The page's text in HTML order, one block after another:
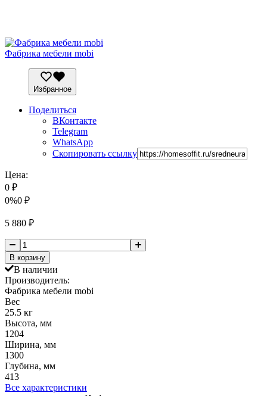
Фабрика мебели mobi
Избранное
Поделиться
ВКонтакте
Telegram
WhatsApp
Скопировать ссылку
Цена:
0 ₽
0%0 ₽
5 880 ₽
В корзину
В наличии
Производитель:
Фабрика мебели mobi
Вес
25.5 кг
Высота, мм
1204
Ширина, мм
1300
Глубина, мм
413
Все характеристики